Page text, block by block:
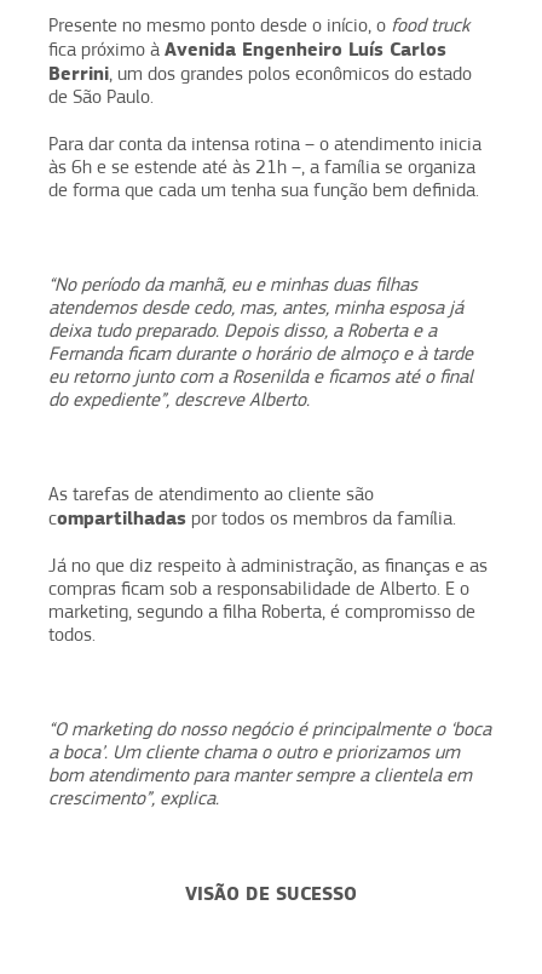
Presente no mesmo ponto desde o início, o food truck
fica próximo à Avenida Engenheiro Luís Carlos
Berrini, um dos grandes polos econômicos do estado
de São Paulo.
Para dar conta da intensa rotina – o atendimento inicia
às 6h e se estende até às 21h –, a família se organiza
de forma que cada um tenha sua função bem definida.
“No período da manhã, eu e minhas duas filhas
atendemos desde cedo, mas, antes, minha esposa já
deixa tudo preparado. Depois disso, a Roberta e a
Fernanda ficam durante o horário de almoço e à tarde
eu retorno junto com a Rosenilda e ficamos até o final
do expediente”, descreve Alberto.
As tarefas de atendimento ao cliente são
compartilhadas por todos os membros da família.
Já no que diz respeito à administração, as finanças e as
compras ficam sob a responsabilidade de Alberto. E o
marketing, segundo a filha Roberta, é compromisso de
todos.
“O marketing do nosso negócio é principalmente o ‘boca
a boca’. Um cliente chama o outro e priorizamos um
bom atendimento para manter sempre a clientela em
crescimento”, explica.
VISÃO DE SUCESSO